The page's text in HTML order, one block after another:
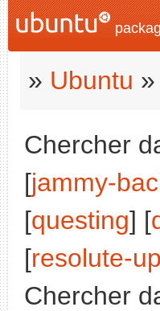
» Ubuntu »
Chercher
[jammy-
[questing] [
[resolute-
Chercher